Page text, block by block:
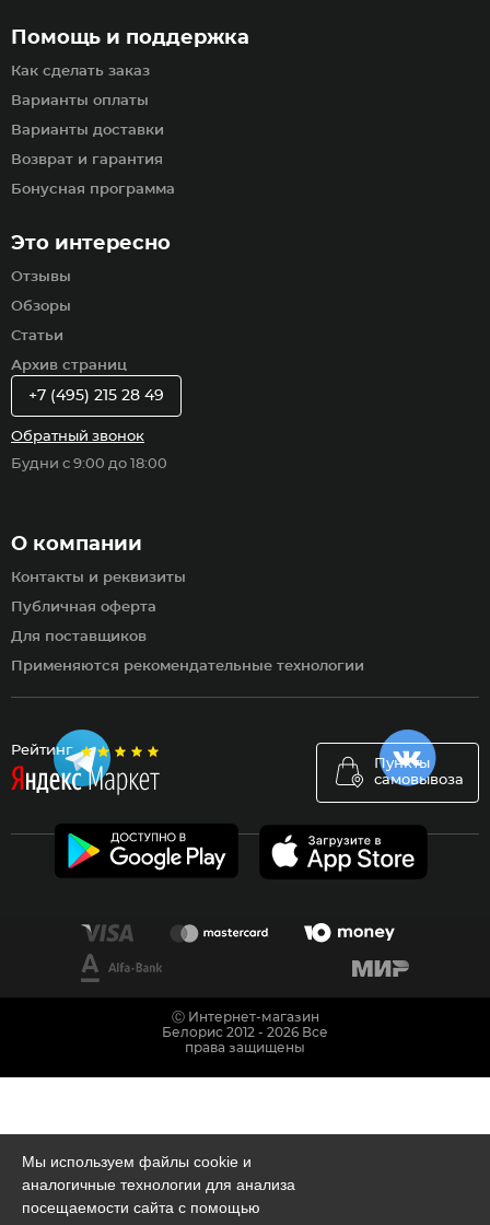
Рейтинг
Пункты
самовывоза
Помощь и поддержка
Как сделать заказ
Варианты оплаты
Варианты доставки
Возврат и гарантия
Бонусная программа
Это интересно
Отзывы
Обзоры
Статьи
Архив страниц
О компании
Контакты и реквизиты
Публичная оферта
Для поставщиков
Применяются рекомендательные технологии
+7 (495) 215 28 49
Обратный звонок
Будни с 9:00 до 18:00
Мы используем файлы cookie и
аналогичные технологии для анализа
посещаемости сайта с помощью
Ⓒ Интернет-магазин
Белорис 2012 - 2026 Все
права защищены